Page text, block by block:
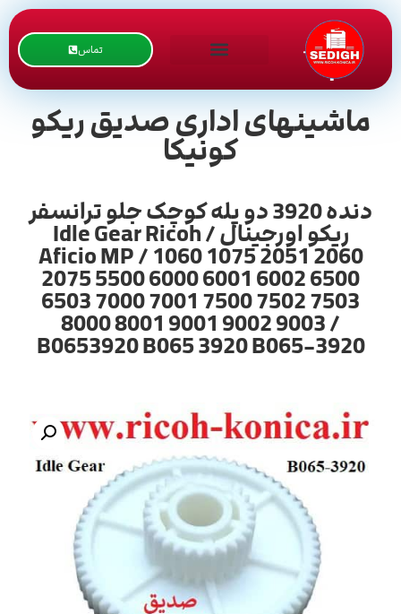
تماس
ماشینهای اداری صدیق ریکو
کونیکا
دنده 3920 دو پله کوچک جلو ترانسفر
ریکو اورجینال / Idle Gear Ricoh
Aficio MP / 1060 1075 2051 2060
2075 5500 6000 6001 6002 6500
6503 7000 7001 7500 7502 7503
8000 8001 9001 9002 9003 /
B0653920 B065 3920 B065-3920